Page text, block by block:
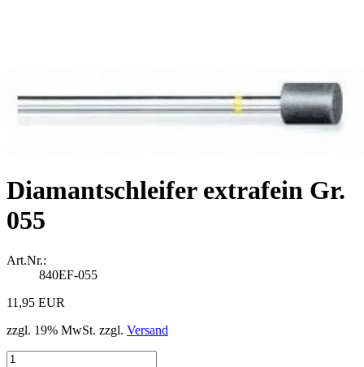
Diamantschleifer extrafein Gr.
055
Art.Nr.:
840EF-055
11,95 EUR
zzgl. 19% MwSt. zzgl. Versand